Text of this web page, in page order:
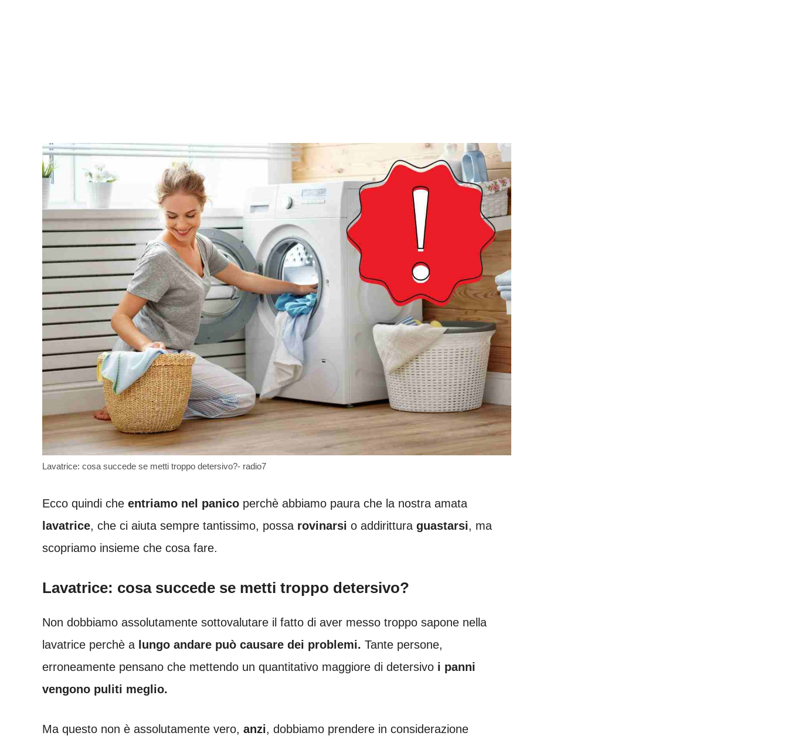
Lavatrice: cosa succede se metti troppo detersivo?- radio7
Ecco quindi che entriamo nel panico perchè abbiamo paura che la nostra amata
lavatrice, che ci aiuta sempre tantissimo, possa rovinarsi o addirittura guastarsi, ma
scopriamo insieme che cosa fare.
Lavatrice: cosa succede se metti troppo detersivo?
Non dobbiamo assolutamente sottovalutare il fatto di aver messo troppo sapone nella
lavatrice perchè a lungo andare può causare dei problemi. Tante persone,
erroneamente pensano che mettendo un quantitativo maggiore di detersivo i panni
vengono puliti meglio.
Ma questo non è assolutamente vero, anzi, dobbiamo prendere in considerazione